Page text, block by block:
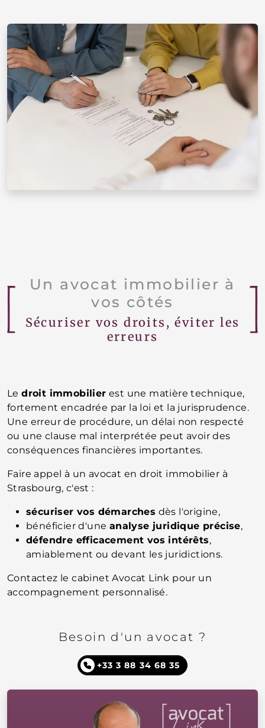
Un avocat immobilier à
vos côtés
Sécuriser vos droits, éviter les
erreurs
Ledroit immobilier est une matière technique,
fortement encadrée par la loi et la jurisprudence.
Une erreur de procédure, un délai non respecté
ou une clause mal interprétée peut avoir des
conséquences financières importantes.
Faire appel à un avocat en droit immobilier à
Strasbourg, c'est :
sécuriser vos démarches dès l'origine,
bénéficier d'une analyse juridique précise,
défendre efficacement vos intérêts,
amiablement ou devant les juridictions.
Contactez le cabinet Avocat Link pour un
accompagnement personnalisé.
Besoin d'un avocat ?
+33 3 88 34 68 35